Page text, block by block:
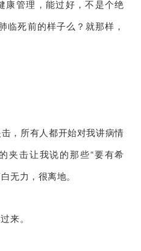
康管理，能过好，不是个绝
临死前的样子么？就那样，
，所有人都开始对我讲病情
击让我说的那些“要有希
无力，很离地。
来。